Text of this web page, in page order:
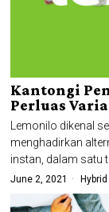
Kantongi
Perluas
Lemonilo dikenal
menghadirkan
instan, dalam satu
June 2, 2021 Hybrid